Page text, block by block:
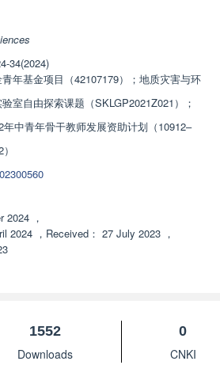
34(2024)
年基金项目（42107179）；地质灾害与环
室自由探索课题（SKLGP2021Z021）；
年中青年骨干教师发展资助计划（10912–
2024 ，
2024 ， Received： 27 July 2023 ，
1552
Downloads
0
CNKI